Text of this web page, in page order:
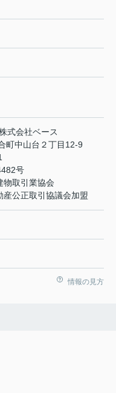
式会社ベース
町中山台２丁目12-9
号
物取引業協会
産公正取引協議会加盟
情報の見方